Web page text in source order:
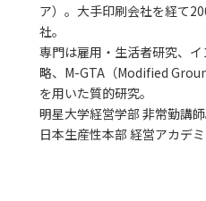
ア）。大手印刷会社を経て
社。
専門は雇用・生活者研究、
略、M-GTA（Modified
を用いた質的研究。
明星大学経営学部 非常勤講師
日本生産性本部 経営アカデミ